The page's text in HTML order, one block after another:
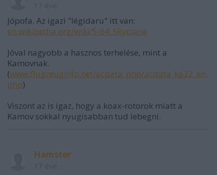
Jópofa. Az igazi "légidaru" itt van:
en.wikipedia.org/wiki/S-64_Skycrane
Jóval nagyobb a hasznos terhelése, mint a
Kamovnak.
(www.flugzeuginfo.net/acdata_php/acdata_ka32_en.
php)
Viszont az is igaz, hogy a koax-rotorok miatt a
Kamov sokkal nyugisabban tud lebegni.
Hamster